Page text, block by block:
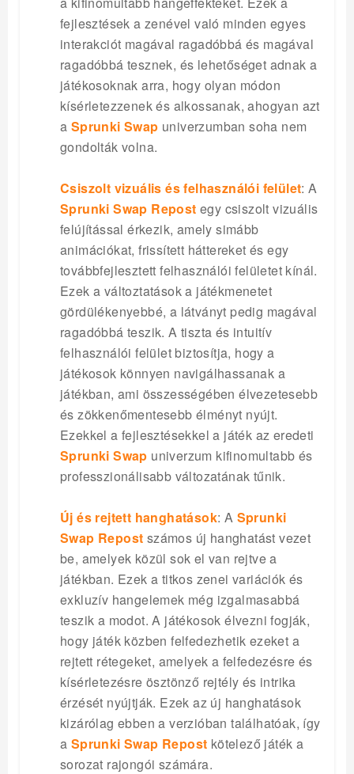
fejlesztések a zenével való minden egyes
interakciót magával ragadóbbá és magával
ragadóbbá tesznek, és lehetőséget adnak a
játékosoknak arra, hogy olyan módon
kísérletezzenek és alkossanak, ahogyan azt
a Sprunki Swap univerzumban soha nem
gondolták volna.
Csiszolt vizuális és felhasználói felület: A
Sprunki Swap Repost egy csiszolt vizuális
felújítással érkezik, amely simább
animációkat, frissített háttereket és egy
továbbfejlesztett felhasználói felületet kínál.
Ezek a változtatások a játékmenetet
gördülékenyebbé, a látványt pedig magával
ragadóbbá teszik. A tiszta és intuitív
felhasználói felület biztosítja, hogy a
játékosok könnyen navigálhassanak a
játékban, ami összességében élvezetesebb
és zökkenőmentesebb élményt nyújt.
Ezekkel a fejlesztésekkel a játék az eredeti
Sprunki Swap univerzum kifinomultabb és
professzionálisabb változatának tűnik.
Új és rejtett hanghatások: A Sprunki
Swap Repost számos új hanghatást vezet
be, amelyek közül sok el van rejtve a
játékban. Ezek a titkos zenei variációk és
exkluzív hangelemek még izgalmasabbá
teszik a modot. A játékosok élvezni fogják,
hogy játék közben felfedezhetik ezeket a
rejtett rétegeket, amelyek a felfedezésre és
kísérletezésre ösztönző rejtély és intrika
érzését nyújtják. Ezek az új hanghatások
kizárólag ebben a verzióban találhatóak, így
a Sprunki Swap Repost kötelező játék a
sorozat rajongói számára.